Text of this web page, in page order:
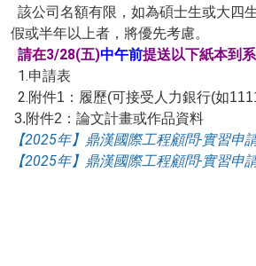
該公司名額有限，如為碩士生或大四
假或半年以上者，將優先考慮。
請在3/28(五)中午前提送以下紙本到系
1.申請表
2.附件1：履歷(可接受⼈⼒銀⾏(如
3.附件2：論文計畫或作品資料
【2025年】鼎漢國際工程顧問-實習申
【2025年】鼎漢國際工程顧問-實習申